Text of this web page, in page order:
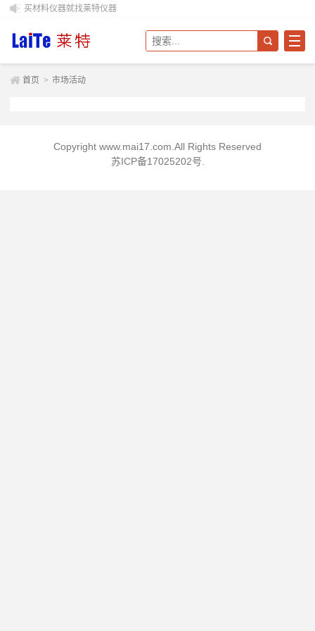
买材料仪器就找莱特仪器
首页 > 市场活动
Copyright www.mai17.com.All Rights Reserved
苏ICP备17025202号